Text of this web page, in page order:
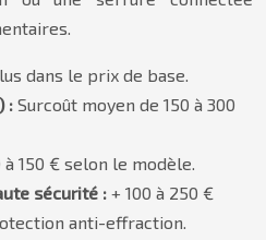
dans le prix de base.
: Surcoût moyen de 150 à 300
à 150 € selon le modèle.
sécurité : + 100 à 250 €
anti-effraction.